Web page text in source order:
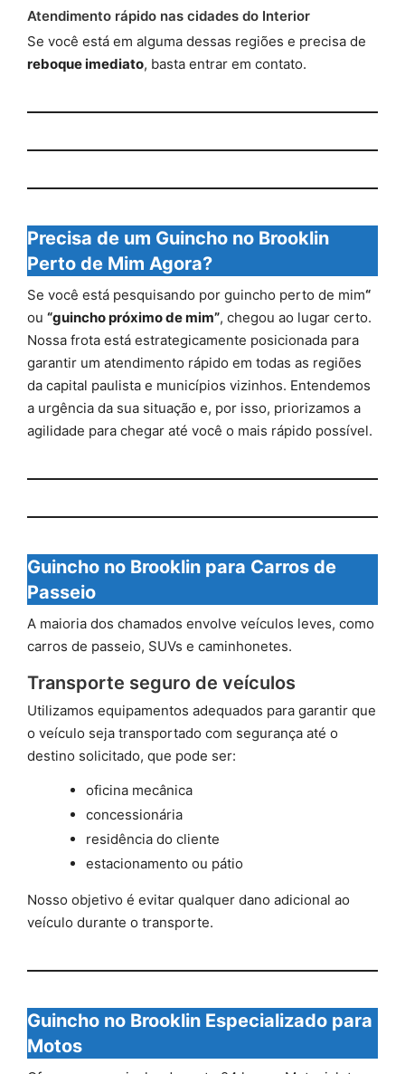
Atendimento rápido nas cidades do Interior
Se você está em alguma dessas regiões e precisa de
reboque imediato, basta entrar em contato.
Precisa de um Guincho no Brooklin
Perto de Mim Agora?
Se você está pesquisando por guincho perto de mim“
ou “guincho próximo de mim”, chegou ao lugar certo.
Nossa frota está estrategicamente posicionada para
garantir um atendimento rápido em todas as regiões
da capital paulista e municípios vizinhos. Entendemos
a urgência da sua situação e, por isso, priorizamos a
agilidade para chegar até você o mais rápido possível.
Guincho no Brooklin para Carros de
Passeio
A maioria dos chamados envolve veículos leves, como
carros de passeio, SUVs e caminhonetes.
Transporte seguro de veículos
Utilizamos equipamentos adequados para garantir que
o veículo seja transportado com segurança até o
destino solicitado, que pode ser:
oficina mecânica
concessionária
residência do cliente
estacionamento ou pátio
Nosso objetivo é evitar qualquer dano adicional ao
veículo durante o transporte.
Guincho no Brooklin Especializado para
Motos